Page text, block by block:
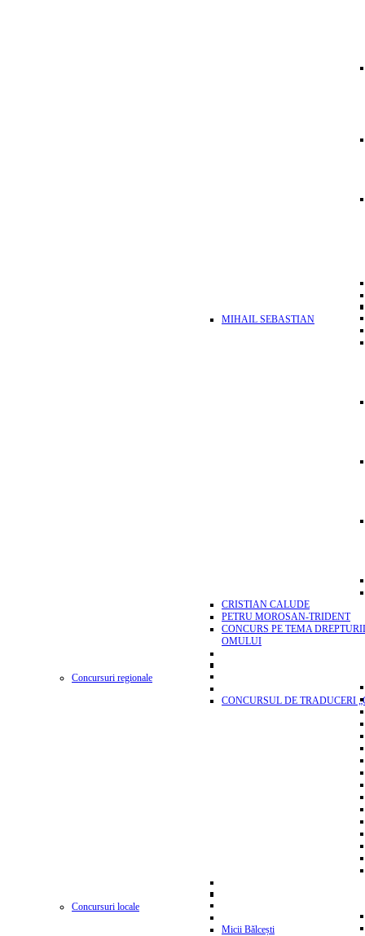
MIHAIL SEBASTIAN
CRISTIAN CALUDE
PETRU MOROSAN-TRIDENT
CONCURS PE TEMA
OMULUI
Concursuri regionale
CONCURSUL DE TRADUCERI
Concursuri locale
Micii Bălcești